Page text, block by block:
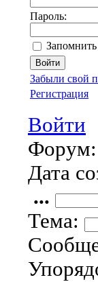
Пароль:
Забыли свой
Регистрация
Войти
Форум:
Дата
...
Тема: